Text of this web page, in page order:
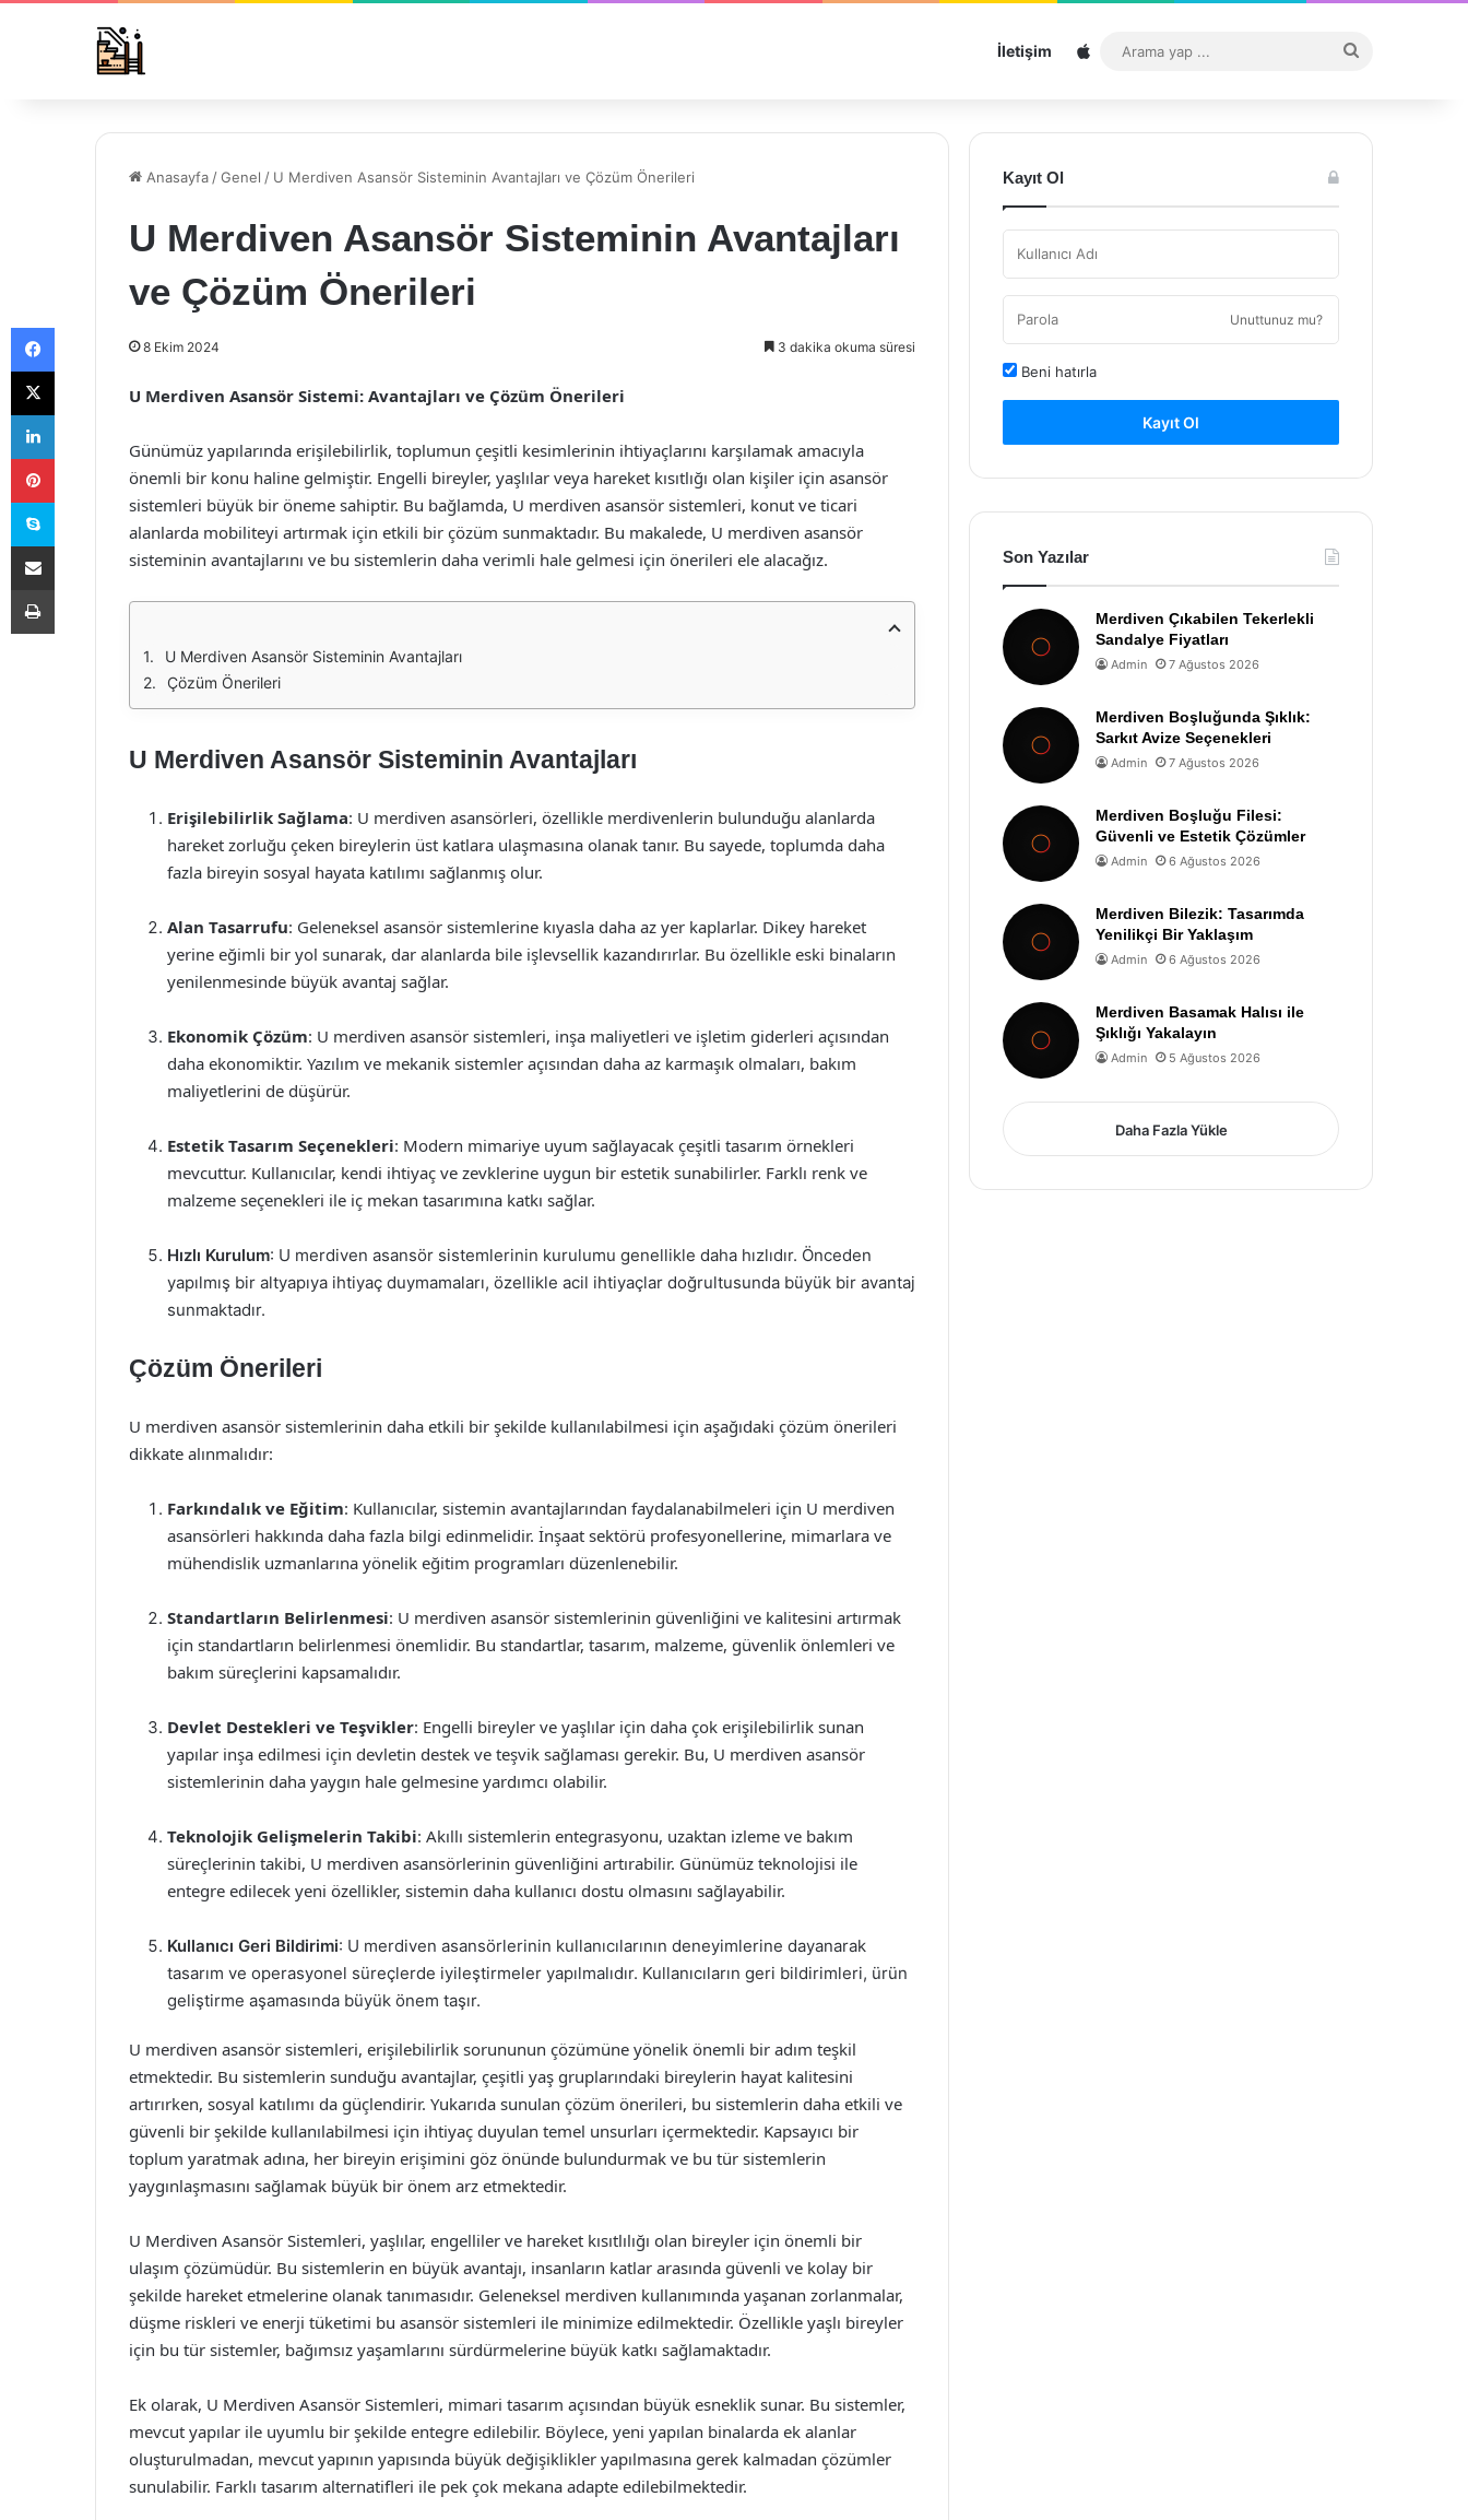
İletişim Sitemap
...
Anasayfa /Genel / U Merdiven Asansör Sisteminin Avantajları ve Çözüm Önerileri
U Merdiven Asansör Sisteminin Avantajları
ve Çözüm Önerileri
8 Ekim 2024 3 dakika okuma süresi
U Merdiven Asansör Sistemi: Avantajları ve Çözüm Önerileri
Günümüz yapılarında erişilebilirlik, toplumun çeşitli kesimlerinin ihtiyaçlarını karşılamak amacıyla
önemli bir konu haline gelmiştir. Engelli bireyler, yaşlılar veya hareket kısıtlığı olan kişiler için asansör
sistemleri büyük bir öneme sahiptir. Bu bağlamda, U merdiven asansör sistemleri, konut ve ticari
alanlarda mobiliteyi artırmak için etkili bir çözüm sunmaktadır. Bu makalede, U merdiven asansör
sisteminin avantajlarını ve bu sistemlerin daha verimli hale gelmesi için önerileri ele alacağız.
U Merdiven Asansör Sisteminin Avantajları
Çözüm Önerileri
U Merdiven Asansör Sisteminin Avantajları
Erişilebilirlik Sağlama: U merdiven asansörleri, özellikle merdivenlerin bulunduğu alanlarda
hareket zorluğu çeken bireylerin üst katlara ulaşmasına olanak tanır. Bu sayede, toplumda daha
fazla bireyin sosyal hayata katılımı sağlanmış olur.
Alan Tasarrufu: Geleneksel asansör sistemlerine kıyasla daha az yer kaplarlar. Dikey hareket
yerine eğimli bir yol sunarak, dar alanlarda bile işlevsellik kazandırırlar. Bu özellikle eski binaların
yenilenmesinde büyük avantaj sağlar.
Ekonomik Çözüm: U merdiven asansör sistemleri, inşa maliyetleri ve işletim giderleri açısından
daha ekonomiktir. Yazılım ve mekanik sistemler açısından daha az karmaşık olmaları, bakım
maliyetlerini de düşürür.
Estetik Tasarım Seçenekleri: Modern mimariye uyum sağlayacak çeşitli tasarım örnekleri
mevcuttur. Kullanıcılar, kendi ihtiyaç ve zevklerine uygun bir estetik sunabilirler. Farklı renk ve
malzeme seçenekleri ile iç mekan tasarımına katkı sağlar.
Hızlı Kurulum: U merdiven asansör sistemlerinin kurulumu genellikle daha hızlıdır. Önceden
yapılmış bir altyapıya ihtiyaç duymamaları, özellikle acil ihtiyaçlar doğrultusunda büyük bir avantaj
sunmaktadır.
Çözüm Önerileri
U merdiven asansör sistemlerinin daha etkili bir şekilde kullanılabilmesi için aşağıdaki çözüm önerileri
dikkate alınmalıdır:
Farkındalık ve Eğitim: Kullanıcılar, sistemin avantajlarından faydalanabilmeleri için U merdiven
asansörleri hakkında daha fazla bilgi edinmelidir. İnşaat sektörü profesyonellerine, mimarlara ve
mühendislik uzmanlarına yönelik eğitim programları düzenlenebilir.
Standartların Belirlenmesi: U merdiven asansör sistemlerinin güvenliğini ve kalitesini artırmak
için standartların belirlenmesi önemlidir. Bu standartlar, tasarım, malzeme, güvenlik önlemleri ve
bakım süreçlerini kapsamalıdır.
Devlet Destekleri ve Teşvikler: Engelli bireyler ve yaşlılar için daha çok erişilebilirlik sunan
yapılar inşa edilmesi için devletin destek ve teşvik sağlaması gerekir. Bu, U merdiven asansör
sistemlerinin daha yaygın hale gelmesine yardımcı olabilir.
Teknolojik Gelişmelerin Takibi: Akıllı sistemlerin entegrasyonu, uzaktan izleme ve bakım
süreçlerinin takibi, U merdiven asansörlerinin güvenliğini artırabilir. Günümüz teknolojisi ile
entegre edilecek yeni özellikler, sistemin daha kullanıcı dostu olmasını sağlayabilir.
Kullanıcı Geri Bildirimi: U merdiven asansörlerinin kullanıcılarının deneyimlerine dayanarak
tasarım ve operasyonel süreçlerde iyileştirmeler yapılmalıdır. Kullanıcıların geri bildirimleri, ürün
geliştirme aşamasında büyük önem taşır.
U merdiven asansör sistemleri, erişilebilirlik sorununun çözümüne yönelik önemli bir adım teşkil
etmektedir. Bu sistemlerin sunduğu avantajlar, çeşitli yaş gruplarındaki bireylerin hayat kalitesini
artırırken, sosyal katılımı da güçlendirir. Yukarıda sunulan çözüm önerileri, bu sistemlerin daha etkili ve
güvenli bir şekilde kullanılabilmesi için ihtiyaç duyulan temel unsurları içermektedir. Kapsayıcı bir
toplum yaratmak adına, her bireyin erişimini göz önünde bulundurmak ve bu tür sistemlerin
yaygınlaşmasını sağlamak büyük bir önem arz etmektedir.
U Merdiven Asansör Sistemleri, yaşlılar, engelliler ve hareket kısıtlılığı olan bireyler için önemli bir
ulaşım çözümüdür. Bu sistemlerin en büyük avantajı, insanların katlar arasında güvenli ve kolay bir
şekilde hareket etmelerine olanak tanımasıdır. Geleneksel merdiven kullanımında yaşanan zorlanmalar,
düşme riskleri ve enerji tüketimi bu asansör sistemleri ile minimize edilmektedir. Özellikle yaşlı bireyler
için bu tür sistemler, bağımsız yaşamlarını sürdürmelerine büyük katkı sağlamaktadır.
Ek olarak, U Merdiven Asansör Sistemleri, mimari tasarım açısından büyük esneklik sunar. Bu sistemler,
mevcut yapılar ile uyumlu bir şekilde entegre edilebilir. Böylece, yeni yapılan binalarda ek alanlar
oluşturulmadan, mevcut yapının yapısında büyük değişiklikler yapılmasına gerek kalmadan çözümler
sunulabilir. Farklı tasarım alternatifleri ile pek çok mekana adapte edilebilmektedir.
Kayıt Ol
Unuttunuz mu?
Beni hatırla
Kayıt Ol
Son Yazılar
Merdiven Çıkabilen Tekerlekli
Sandalye Fiyatları
Admin 7 Ağustos 2026
Merdiven Boşluğunda Şıklık:
Sarkıt Avize Seçenekleri
Admin 7 Ağustos 2026
Merdiven Boşluğu Filesi:
Güvenli ve Estetik Çözümler
Admin 6 Ağustos 2026
Merdiven Bilezik: Tasarımda
Yenilikçi Bir Yaklaşım
Admin 6 Ağustos 2026
Merdiven Basamak Halısı ile
Şıklığı Yakalayın
Admin 5 Ağustos 2026
Daha Fazla Yükle
Facebook
X
LinkedIn
Pinterest
Skype
E-Posta ile paylaş